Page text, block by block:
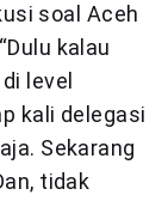
soal Aceh
kalau
level
kali delegasi
Sekarang
tidak